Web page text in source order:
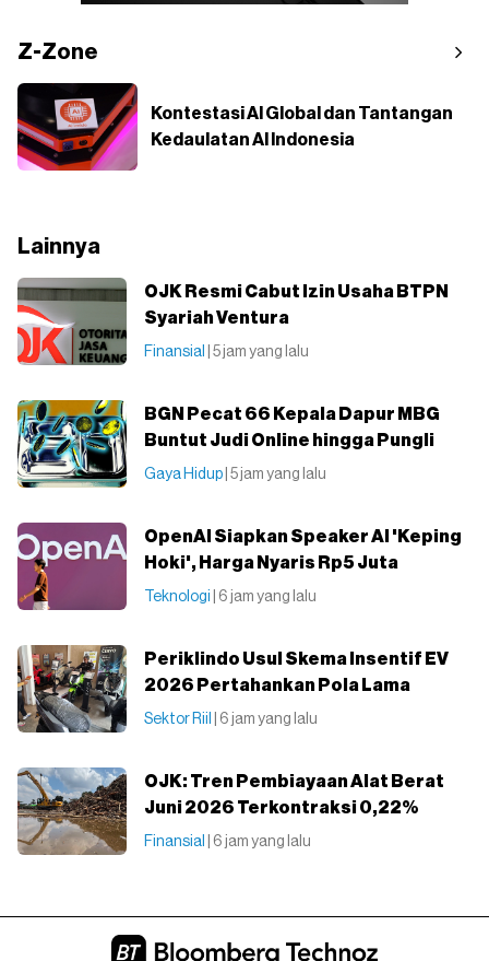
Z-Zone
Kontestasi AI Global dan Tantangan
Kedaulatan AI Indonesia
Lainnya
OJK Resmi Cabut Izin Usaha BTPN
Syariah Ventura
Finansial | 5 jam yang lalu
BGN Pecat 66 Kepala Dapur MBG
Buntut Judi Online hingga Pungli
Gaya Hidup | 5 jam yang lalu
OpenAI Siapkan Speaker AI 'Keping
Hoki', Harga Nyaris Rp5 Juta
Teknologi | 6 jam yang lalu
Periklindo Usul Skema Insentif EV
2026 Pertahankan Pola Lama
Sektor Riil | 6 jam yang lalu
OJK: Tren Pembiayaan Alat Berat
Juni 2026 Terkontraksi 0,22%
Finansial | 6 jam yang lalu